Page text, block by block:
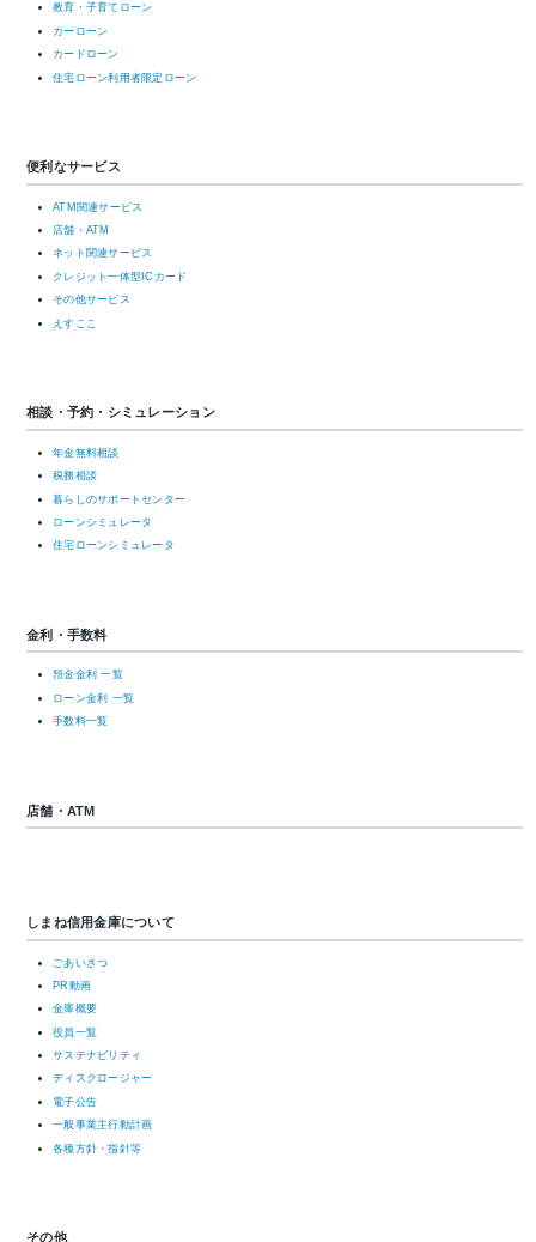
教育・子育てローン
カーローン
カードローン
住宅ローン利用者限定ローン
便利なサービス
ATM関連サービス
店舗・ATM
ネット関連サービス
クレジット一体型ICカード
その他サービス
えすここ
相談・予約・シミュレーション
年金無料相談
税務相談
暮らしのサポートセンター
ローンシミュレータ
住宅ローンシミュレータ
金利・手数料
預金金利 一覧
ローン金利 一覧
手数料一覧
店舗・ATM
しまね信用金庫について
ごあいさつ
PR動画
金庫概要
役員一覧
サステナビリティ
ディスクロージャー
電子公告
一般事業主行動計画
各種方針・指針等
その他